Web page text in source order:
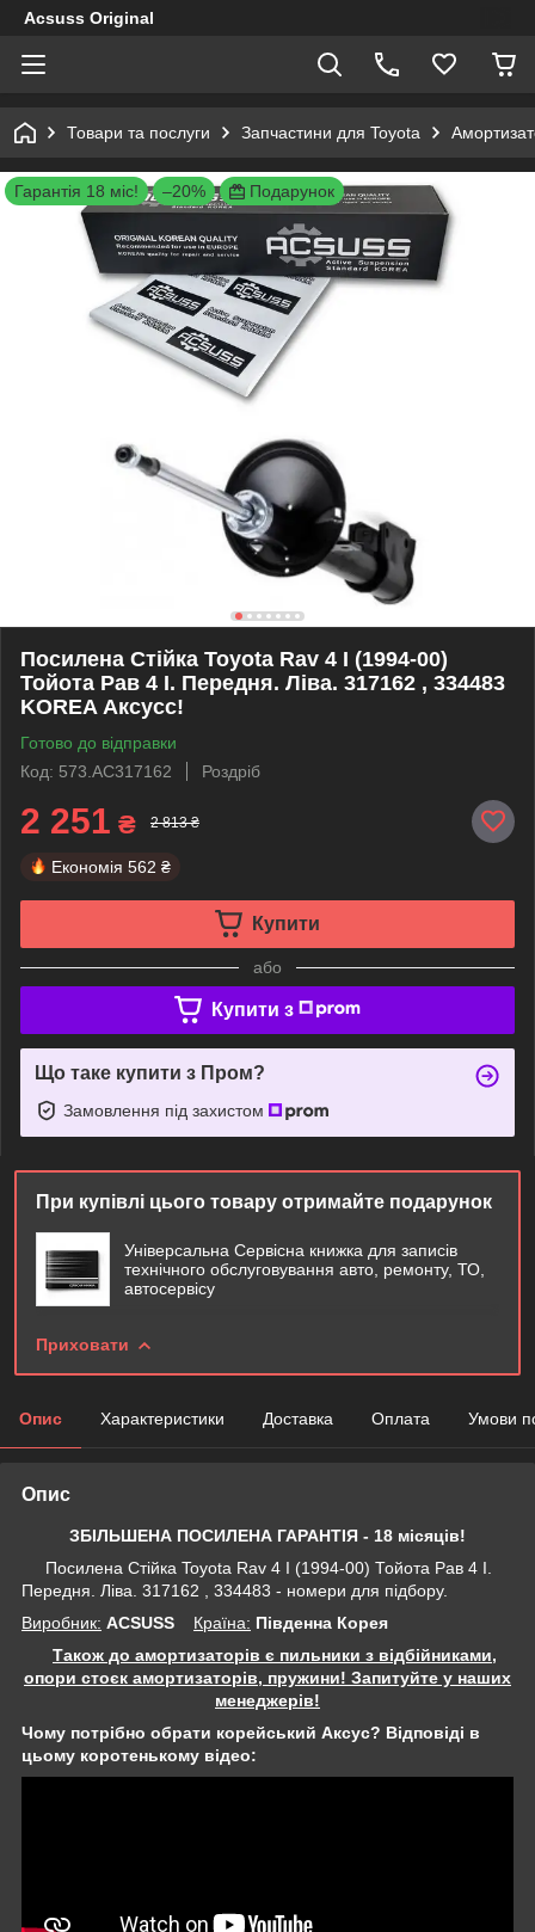
Acsuss Original
Товари та послуги Запчастини для Toyota
Гарантія 18 міс! –20% Подарунок
Посилена Стійка Toyota Rav 4 I (1994-00)
Тойота Рав 4 I. Передня. Ліва. 317162 , 334483
KOREA Аксусс!
Готово до відправки
Код: 573.AC317162
Роздріб
2 251 ₴ 2 813 ₴
Економія 562 ₴
Купити
або
Купити з
Що таке купити з Пром?
Замовлення під захистом
При купівлі цього товару отримайте подарунок
Універсальна Сервісна книжка для записів
технічного обслуговування авто, ремонту, ТО,
автосервісу
Приховати
Опис Характеристики Доставка Оплата Умови
Опис
ЗБІЛЬШЕНА ПОСИЛЕНА ГАРАНТІЯ - 18 місяців!
Посилена Стійка Toyota Rav 4 I (1994-00) Тойота Рав 4 I.
Передня. Ліва. 317162 , 334483 - номери для підбору.
Виробник: ACSUSS Крaїна: Південна Корея
Також до амортизаторів є пильники з відбійниками,
опори стоєк амортизаторів, пружини! Запитуйте у наших
менеджерів!
Чому потрібно обрати корейський Аксус? Відповіді в
цьому коротенькому відео: